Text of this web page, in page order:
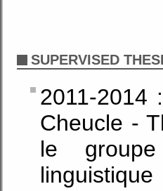
SUPERVISED
2011-2014
Cheucle -
le